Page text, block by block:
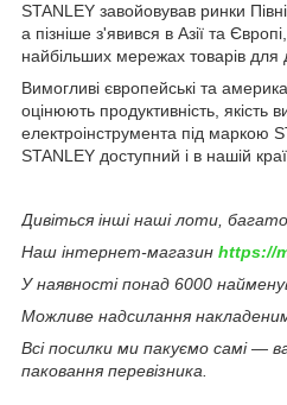
STANLEY завойовував ринки
а пізніше з'явився в Азії та
найбільших мережах товарів для
Вимогливі європейські та
оцінюють продуктивність, якість
електроінструмента під маркою
STANLEY доступний і в нашій
Дивіться інші наші лоти, багато
Наш інтернет-магазин https://
У наявності понад 6000
Можливе надсилання
Всі посилки ми пакуємо самі —
паковання перевізника.